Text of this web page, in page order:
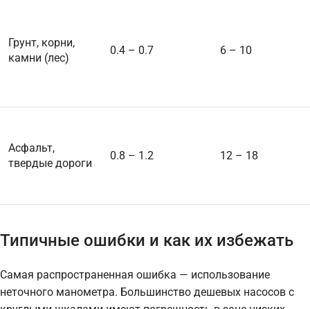
Грунт, корни,
камни (лес)
0.4 – 0.7 6 – 10
Асфальт,
твердые дороги
0.8 – 1.2 12 – 18
Типичные ошибки и как их избежать
Самая распространенная ошибка — использование
неточного манометра. Большинство дешевых насосов с